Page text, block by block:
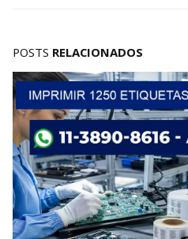
POSTS RELACIONADOS